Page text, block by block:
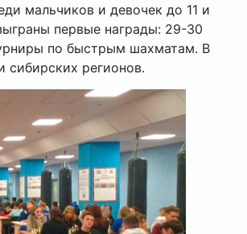
мальчиков и девочек до 11 и
первые награды: 29-30
по быстрым шахматам. В
сибирских регионов.